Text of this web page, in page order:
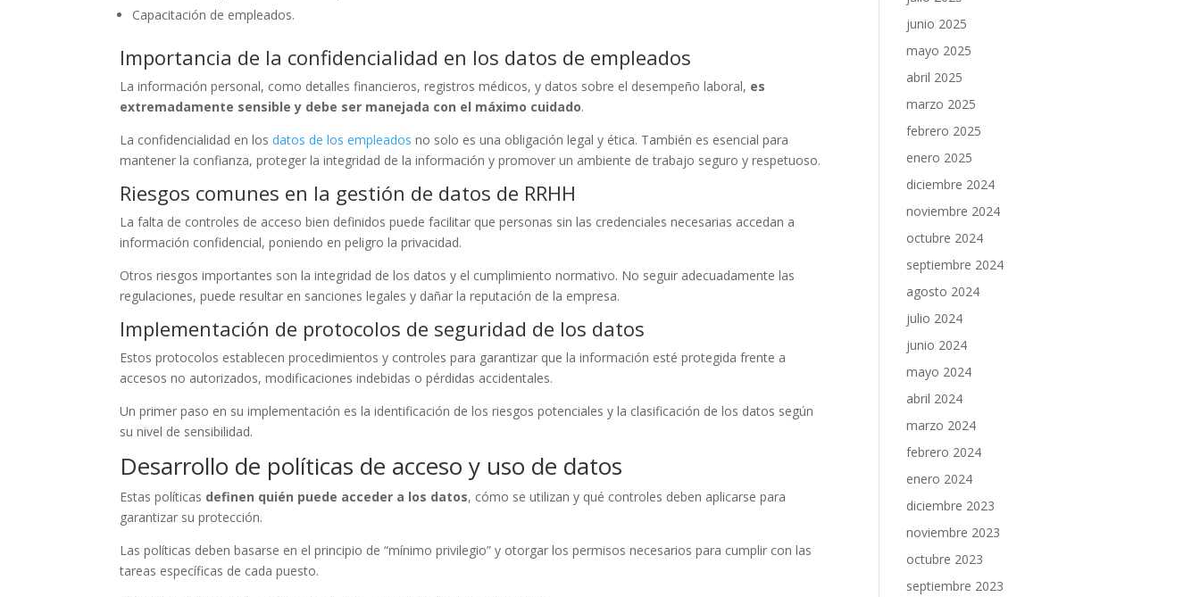
Capacitación de empleados.
Importancia de la confidencialidad en los datos de empleados
La información personal, como detalles financieros, registros médicos, y datos sobre el desempeño laboral, es
extremadamente sensible y debe ser manejada con el máximo cuidado.
La confidencialidad en losdatos de los empleados no solo es una obligación legal y ética. También es esencial para
mantener la confianza, proteger la integridad de la información y promover un ambiente de trabajo seguro y respetuoso.
Riesgos comunes en la gestión de datos de RRHH
La falta de controles de acceso bien definidos puede facilitar que personas sin las credenciales necesarias accedan a
información confidencial, poniendo en peligro la privacidad.
Otros riesgos importantes son la integridad de los datos y el cumplimiento normativo. No seguir adecuadamente las
regulaciones, puede resultar en sanciones legales y dañar la reputación de la empresa.
Implementación de protocolos de seguridad de los datos
Estos protocolos establecen procedimientos y controles para garantizar que la información esté protegida frente a
accesos no autorizados, modificaciones indebidas o pérdidas accidentales.
Un primer paso en su implementación es la identificación de los riesgos potenciales y la clasificación de los datos según
su nivel de sensibilidad.
Desarrollo de políticas de acceso y uso de datos
Estas políticas definen quién puede acceder a los datos, cómo se utilizan y qué controles deben aplicarse para
garantizar su protección.
Las políticas deben basarse en el principio de “mínimo privilegio” y otorgar los permisos necesarios para cumplir con las
tareas específicas de cada puesto.
junio 2025
mayo 2025
abril 2025
marzo 2025
febrero 2025
enero 2025
diciembre 2024
noviembre 2024
octubre 2024
septiembre 2024
agosto 2024
julio 2024
junio 2024
mayo 2024
abril 2024
marzo 2024
febrero 2024
enero 2024
diciembre 2023
noviembre 2023
octubre 2023
septiembre 2023